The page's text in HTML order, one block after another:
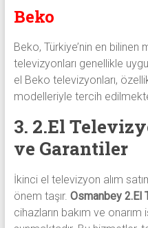
Beko
Beko, Türkiye’nin en bilinen
televizyonları genellikle
el Beko televizyonları,
modelleriyle tercih
3. 2.El
ve Garantiler
İkinci el televizyon alım
önem taşır. Osmanbey 2.El
cihazların bakım ve